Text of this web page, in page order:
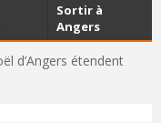
d’Angers étendent
Sortir à
Angers